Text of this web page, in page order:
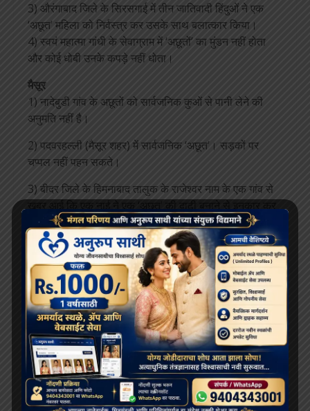
3) औरंगाबाद जिले के सिरसगाई में तीन जातिवादी हिंदुओं ने एक
‘अछूत’ महिला को निर्वस्त्र कर उसके साथ बलात्कार किया।
4) स्वयं महात्मा गांधी के सेवाग्राम में ‘अछूतों’ का मुंडन नहीं होता
और कोई धोबी उनके कपड़े नहीं धोता।
मैसूर
1) नादेबुडी गांव के अछूतों को सार्वजनिक कुओं से पानी लेने की
अनुमति नहीं है।
2) पदवरहल्ली (मैसूर शहर) में सार्वजनिक ‘अछूत’। सड़कों पर
चप्पल नहीं पहन सकते।
3) बीदर जिले के हिमनाबाद तालुक के राजेश्वर नाम के एक गांव से
खबर आई कि एक नाई ने एक ‘अछूत’ की दाढ़ी बनाने से इनकार कर
दिया और फिर उसे मार डाला।
ओडिशा
1) धनकल जिले के खुनालो गांव में ओलिता के पानी को लेकर
मारपीट हो गई। एक ‘अछूत’ की जान चली गई। उसकी
पत्नी को निर्वस्त्र कर दिया। उसके साथ आठ लोगों ने रेप किया
था। पुलिस जब मामले की पूछताछ कर रही थी तो उसी
‘अछूत’ के भाई को भी फांसी पर लटका दिया गया.
2) कटक जिले के ब्रह्मगिरी गाँव की खबर है कि अछूतों के साथ
भेदभाव अक्षरश: देखा जाता है। उस गांव के अछूतों को
सार्वजनिक कुएं से पानी लेने की इजाजत नहीं है। उनके पीने के दस
कप होटल में अनोखे हैं। न कोई धोबी अपने कपड़े धोता